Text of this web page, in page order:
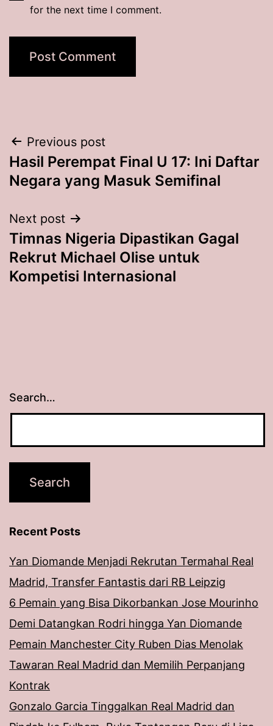
for the next time I comment.
Post
navigation
Previous post
Hasil Perempat Final U 17: Ini Daftar
Negara yang Masuk Semifinal
Next post
Timnas Nigeria Dipastikan Gagal
Rekrut Michael Olise untuk
Kompetisi Internasional
Search…
Recent Posts
Yan Diomande Menjadi Rekrutan Termahal Real
Madrid, Transfer Fantastis dari RB Leipzig
6 Pemain yang Bisa Dikorbankan Jose Mourinho
Demi Datangkan Rodri hingga Yan Diomande
Pemain Manchester City Ruben Dias Menolak
Tawaran Real Madrid dan Memilih Perpanjang
Kontrak
Gonzalo Garcia Tinggalkan Real Madrid dan